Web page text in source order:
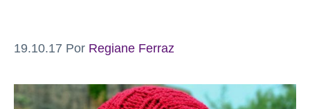
19.10.17 Por Regiane Ferraz